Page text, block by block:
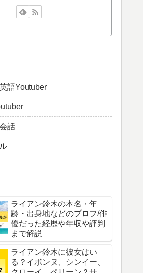
語Youtuber
話
ライアン鈴木の本名・年
齢・出身地などのプロフ/俳
優だった経歴や年収や評判
まで解説
ライアン鈴木に彼女はい
る？イボンヌ、シンイー、